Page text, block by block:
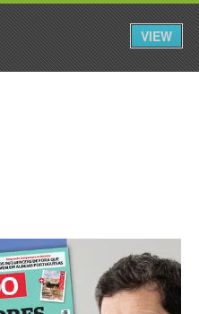
Assine Iniciar Sessão
VIEW